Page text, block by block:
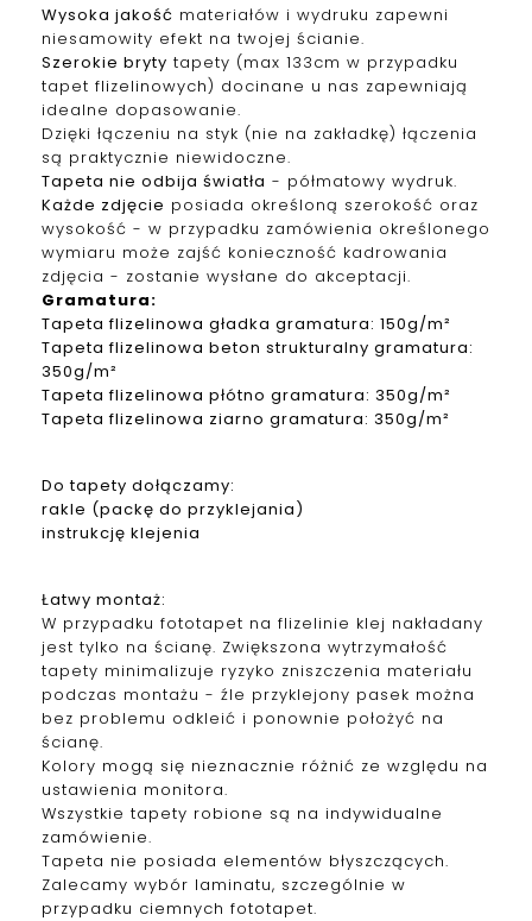
Wysoka jakość materiałów i wydruku zapewni
niesamowity efekt na twojej ścianie.
Szerokie bryty tapety (max 133cm w przypadku
tapet flizelinowych) docinane u nas zapewniają
idealne dopasowanie.
Dzięki łączeniu na styk (nie na zakładkę) łączenia
są praktycznie niewidoczne.
Tapeta nie odbija światła - półmatowy wydruk.
Każde zdjęcie posiada określoną szerokość oraz
wysokość - w przypadku zamówienia określonego
wymiaru może zajść konieczność kadrowania
zdjęcia - zostanie wysłane do akceptacji.
Gramatura:
Tapetaflizelinowa gładka gramatura: 150g/m²
Tapetaflizelinowa beton strukturalny gramatura:
350g/m²
Tapetaflizelinowa płótno gramatura: 350g/m²
Tapetaflizelinowa ziarno gramatura: 350g/m²
Do tapety dołączamy:
rakle (packę do przyklejania)
instrukcję klejenia
Łatwy montaż:
W przypadku fototapet na flizelinie klej nakładany
jest tylko na ścianę. Zwiększona wytrzymałość
tapety minimalizuje ryzyko zniszczenia materiału
podczas montażu - źle przyklejony pasek można
bez problemu odkleić i ponownie położyć na
ścianę.
Kolory mogą się nieznacznie różnić ze względu na
ustawienia monitora.
Wszystkie tapety robione są na indywidualne
zamówienie.
Tapeta nie posiada elementów błyszczących.
Zalecamy wybór laminatu, szczególnie w
przypadku ciemnych fototapet.